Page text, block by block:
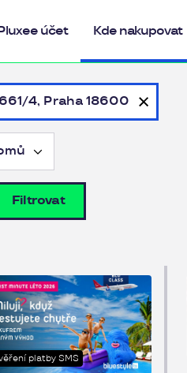
účet Kde nakupovat
4, Praha 18600
Filtrovat
platby SMS